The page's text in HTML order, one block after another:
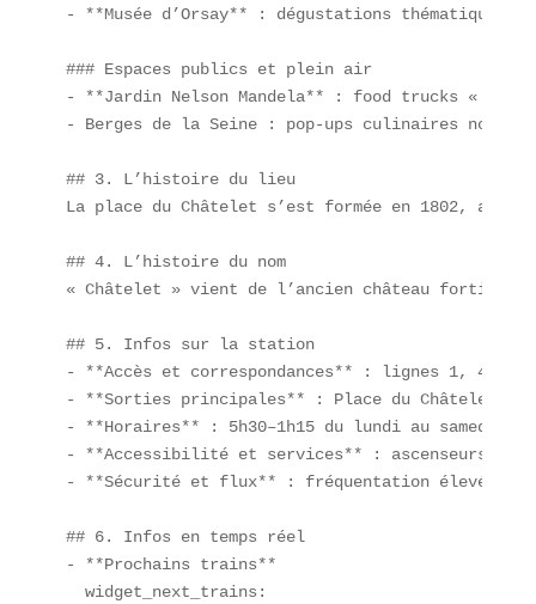
- **Musée d’Orsay** : dégustations thématiques.
### Espaces publics et plein air
- **Jardin Nelson Mandela** : food trucks «
- Berges de la Seine : pop-ups culinaires
## 3. L’histoire du lieu
La place du Châtelet s’est formée en 1802,
## 4. L’histoire du nom
« Châtelet » vient de l’ancien château fortifié
## 5. Infos sur la station
- **Accès et correspondances** : lignes 1, 4,
- **Sorties principales** : Place du Châtelet /
- **Horaires** : 5h30–1h15 du lundi au samedi,
- **Accessibilité et services** : ascenseurs,
- **Sécurité et flux** : fréquentation élevée
## 6. Infos en temps réel
- **Prochains trains**
  widget_next_trains: